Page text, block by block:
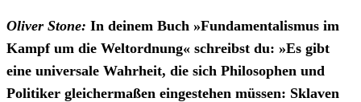
Oliver Stone: In deinem Buch »Fundamentalismus im
Kampf um die Weltordnung« schreibst du: »Es gibt
eine universale Wahrheit, die sich Philosophen und
Politiker gleichermaßen eingestehen müssen: Sklaven